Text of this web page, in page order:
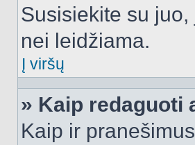
Susisiekite su
nei leidžiama.
Į viršų
» Kaip redaguoti
Kaip ir